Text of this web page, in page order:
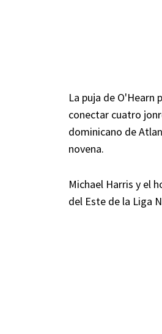
La puja de O'Hearn
conectar cuatro
dominicano de
novena.
Michael Harris y el
del Este de la Liga